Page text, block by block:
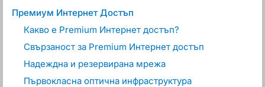
Премиум Интернет Достъп
Какво е Premium Интернет достъп?
Свързаност за Premium Интернет достъп
Надеждна и резервирана мрежа
Първокласна оптична инфраструктура